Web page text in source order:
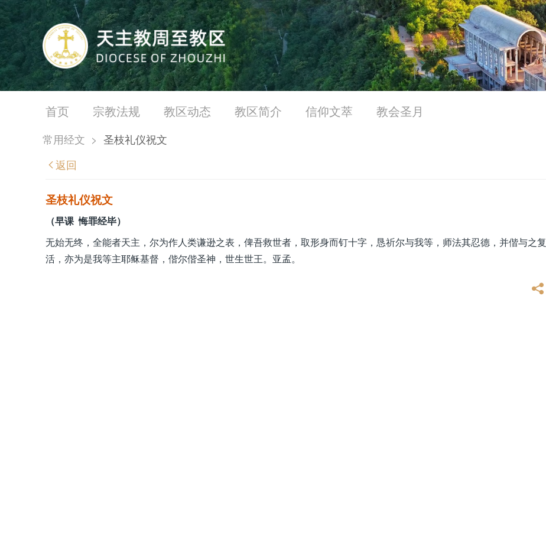
首页 宗教法规 教区动态 教区简介 信仰文萃 教会圣月
常用经文 > 圣枝礼仪祝文
返回
圣枝礼仪祝文
（早课 悔罪经毕）
无始无终，全能者天主，尔为作人类谦逊之表，俾吾救世者，取形身而钉十字，恳祈尔与我等，师法其忍德，并偕与之复
活，亦为是我等主耶稣基督，偕尔偕圣神，世生世王。亚孟。